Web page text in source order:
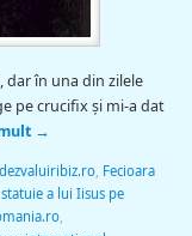
dar în una din zilele
pe crucifix și mi-a dat
→
dezvaluiribiz.ro, Fecioara
statuie a lui Iisus pe
,